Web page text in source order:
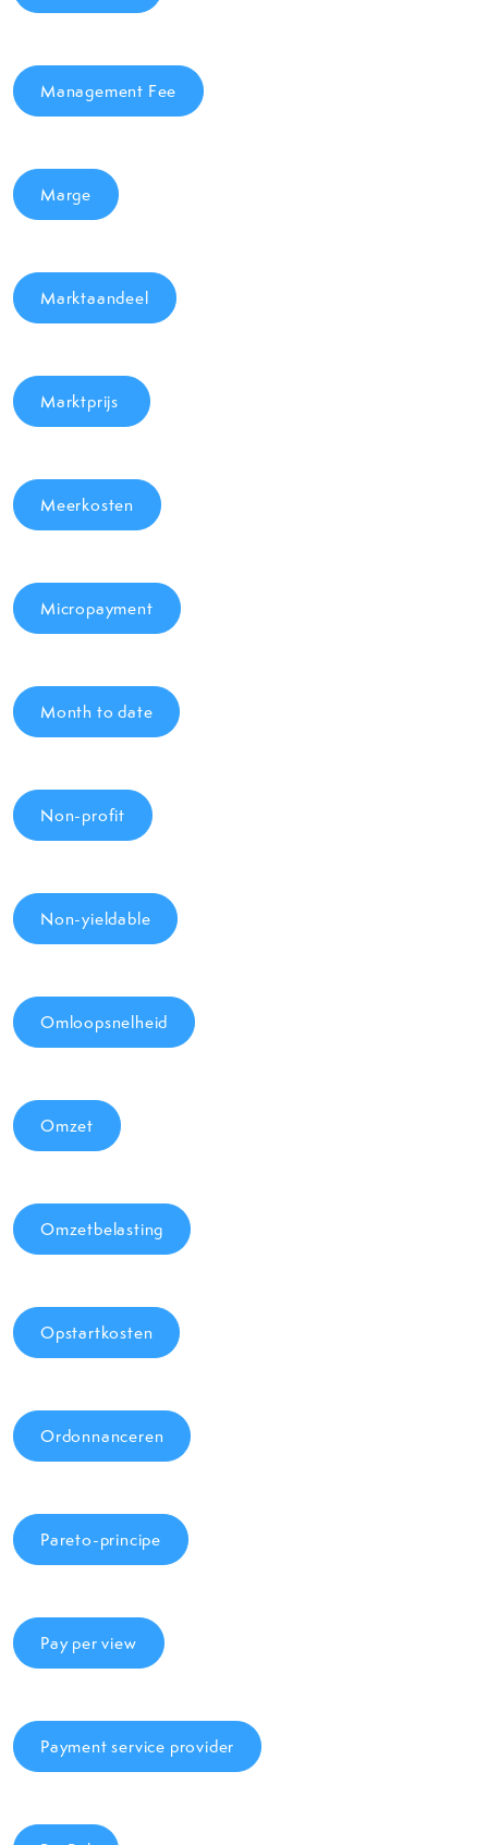
Management Fee
Marge
Marktaandeel
Marktprijs
Meerkosten
Micropayment
Month to date
Non-profit
Non-yieldable
Omloopsnelheid
Omzet
Omzetbelasting
Opstartkosten
Ordonnanceren
Pareto-principe
Pay per view
Payment service provider